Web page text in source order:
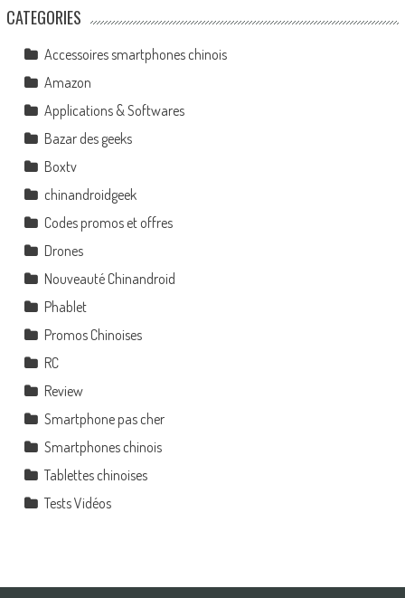
CATEGORIES
Accessoires smartphones chinois
Amazon
Applications & Softwares
Bazar des geeks
Boxtv
chinandroidgeek
Codes promos et offres
Drones
Nouveauté Chinandroid
Phablet
Promos Chinoises
RC
Review
Smartphone pas cher
Smartphones chinois
Tablettes chinoises
Tests Vidéos